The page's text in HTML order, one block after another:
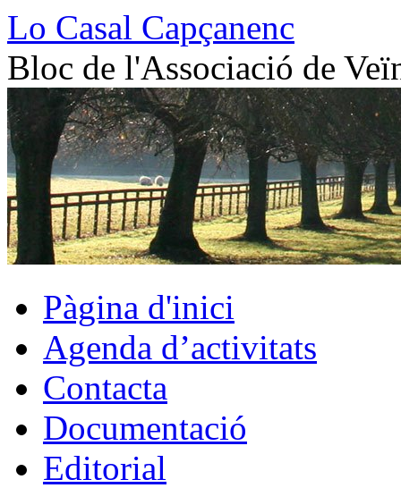
Vés
contingut
Lo Casal Capçanenc
Bloc de l'Associació de
Pàgina d'inici
Agenda d’activitats
Contacta
Documentació
Editorial